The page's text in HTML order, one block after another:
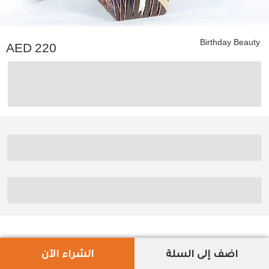
Birthday Beauty
220
اضف إلى السلة الشراء الآن